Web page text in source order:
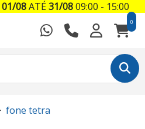
0
fone tetra
01/08ATÉ31/0809:00 - 15:00